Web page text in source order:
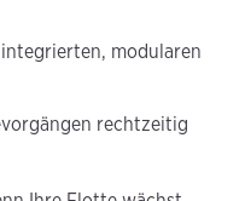
modularen
rechtzeitig